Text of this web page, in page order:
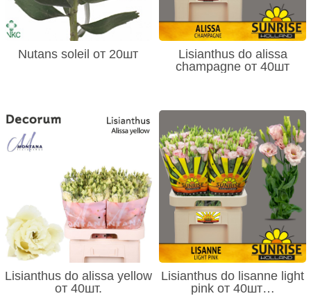
Nutans soleil от 20шт
Lisianthus do alissa
champagne от 40шт
Lisianthus do alissa yellow
от 40шт.
Lisianthus do lisanne light
pink от 40шт…